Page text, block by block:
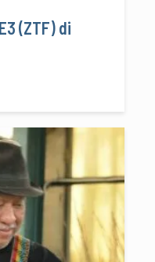
(ZTF) di